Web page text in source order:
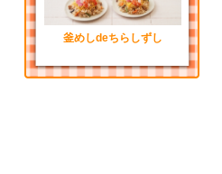
釜めしdeちらしずし